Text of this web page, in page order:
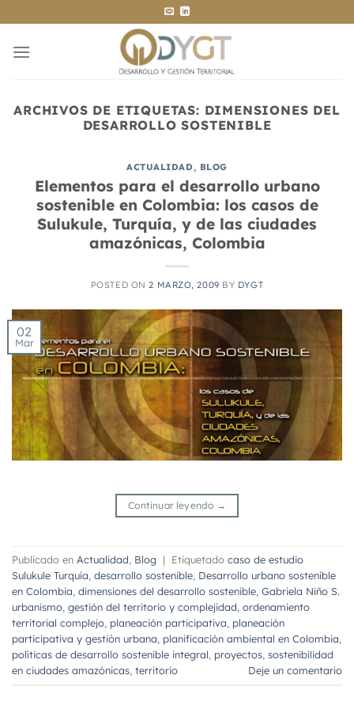
al
contenido
ARCHIVOS DE ETIQUETAS: DIMENSIONES DEL
DESARROLLO SOSTENIBLE
ACTUALIDAD, BLOG
Elementos para el desarrollo urbano
sostenible en Colombia: los casos de
Sulukule, Turquía, y de las ciudades
amazónicas, Colombia
POSTED ON2 MARZO, 2009 BY DYGT
02
Mar
Continuar leyendo →
Publicado en Actualidad Blog | Etiquetado caso de estudio
Sulukule Turquía desarrollo sostenible Desarrollo urbano sostenible
en Colombia dimensiones del desarrollo sostenible Gabriela Niño S.
urbanismo gestión del territorio y complejidad ordenamiento
territorial complejo planeación participativa planeación
participativa y gestión urbana planificación ambiental en Colombia
políticas de desarrollo sostenible integral proyectos sostenibilidad
en ciudades amazónicas territorio Deje un comentario